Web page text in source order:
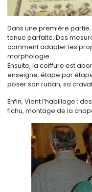
Dans une première
tenue parfaite. Des
comment adapter les
morphologie.
Ensuite, la coiffure est
enseigne, étape par
poser son ruban, sa
Enfin, Vient l’habillage :
fichu, montage de la